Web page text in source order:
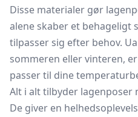
Disse materialer gør
alene skaber et behageligt
tilpasser sig efter behov.
sommeren eller vinteren,
passer til dine
Alt i alt tilbyder lagenposer
De giver en